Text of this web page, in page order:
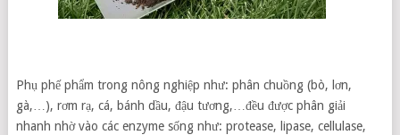
Phụ phế phẩm trong nông nghiệp như: phân chuồng (bò, lơn,
gà,…), rơm rạ, cá, bánh dầu, đậu tương,…đều được phân giải
nhanh nhờ vào các enzyme sống như: protease, lipase, cellulase,